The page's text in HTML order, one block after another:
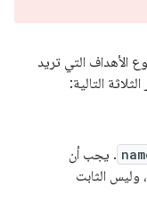
الأهداف التي تريد
التالية:
. يجب أن
وليس الثابت